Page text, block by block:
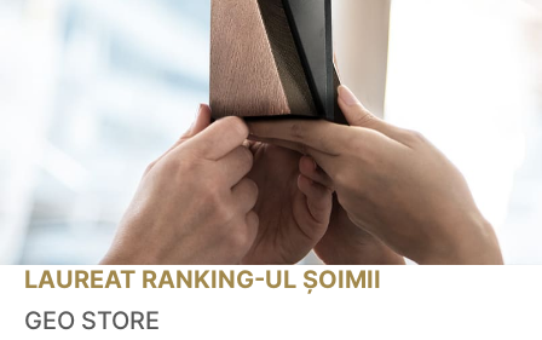
LAUREAT RANKING-UL ȘOIMII
GEO STORE